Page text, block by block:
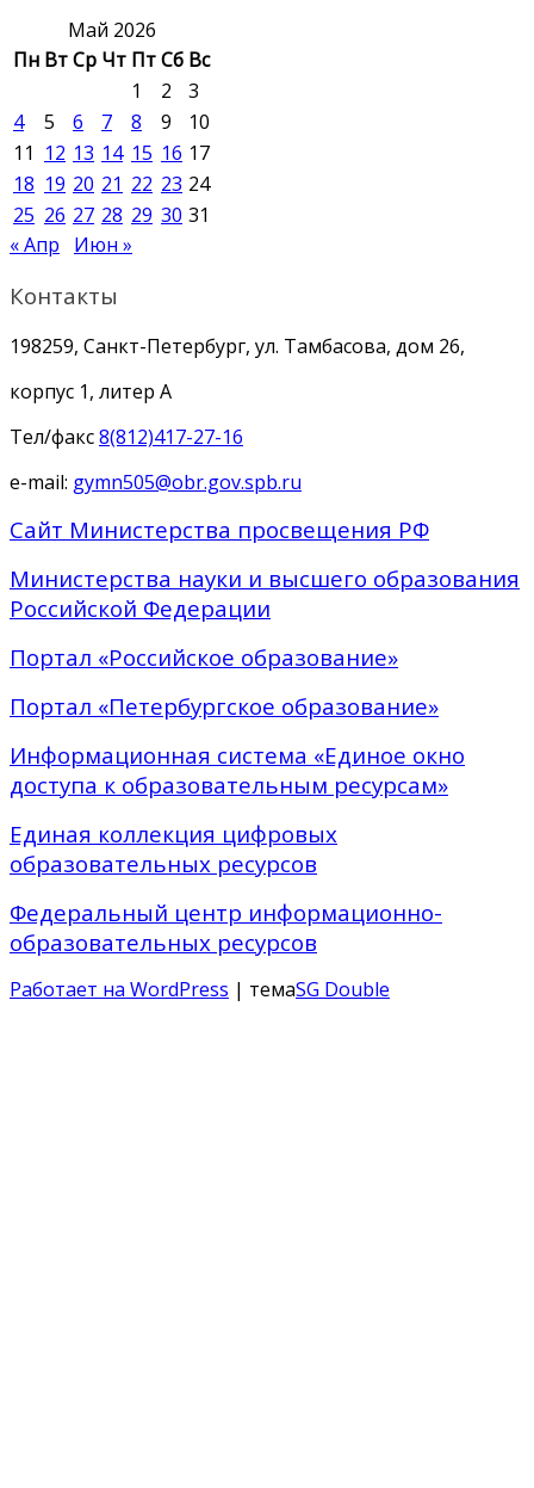
Май 2026
Пн ВтСр Чт ПтСб Вс
1
2
3
4
5 6 7 8 9
10
11 12 13 14 15 16 17
18 19 20 21 22 23 24
25 26 27 28 29 30 31
« Апр
Июн »
Контакты
198259, Санкт-Петербург, ул. Тамбасова, дом 26,
корпус 1, литер А
Тел/факс8(812)417-27-16
e-mail: gymn505@obr.gov.spb.ru
Сайт Министерства просвещения РФ
Министерства науки и высшего образования
Российской Федерации
Портал «Российское образование»
Портал «Петербургское образование»
Информационная система «Единое окно
доступа к образовательным ресурсам»
Единая коллекция цифровых
образовательных ресурсов
Федеральный центр информационно-
образовательных ресурсов
Работает на WordPress | темаSG Double